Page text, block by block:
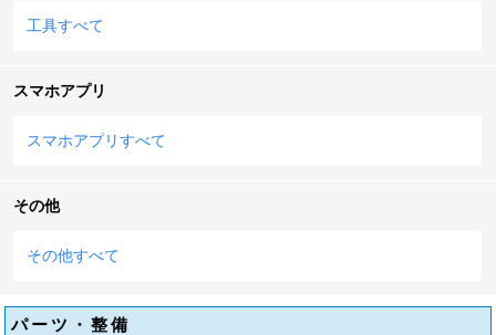
工具すべて
スマホアプリ
スマホアプリすべて
その他
その他すべて
パーツ・整備